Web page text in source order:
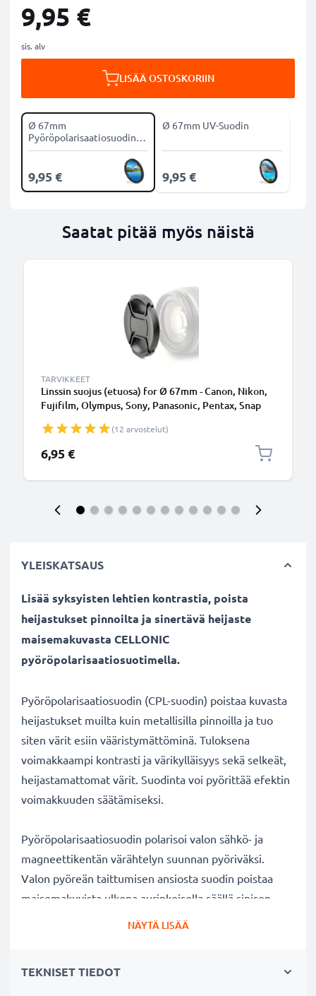
9,95 €
sis. alv
LISÄÄ OSTOSKORIIN
Ø 67mm
Pyöröpolarisaatiosuodin
CPL-suodin
9,95 €
Ø 67mm UV-Suodin
9,95 €
Saatat pitää myös näistä
TARVIKKEET
Linssin suojus (etuosa) for Ø 67mm - Canon, Nikon,
Fujifilm, Olympus, Sony, Panasonic, Pentax, Snap
(12 arvostelut)
6,95 €
YLEISKATSAUS
Lisää syksyisten lehtien kontrastia, poista
heijastukset pinnoilta ja sinertävä heijaste
maisemakuvasta CELLONIC
pyöröpolarisaatiosuotimella.
Pyöröpolarisaatiosuodin (CPL-suodin) poistaa kuvasta
heijastukset muilta kuin metallisilla pinnoilla ja tuo
siten värit esiin vääristymättöminä. Tuloksena
voimakkaampi kontrasti ja värikylläisyys sekä selkeät,
heijastamattomat värit. Suodinta voi pyörittää efektin
voimakkuuden säätämiseksi.
Pyöröpolarisaatiosuodin polarisoi valon sähkö- ja
magneettikentän värähtelyn suunnan pyöriväksi.
Valon pyöreän taittumisen ansiosta suodin poistaa
maisemakuvista ulkona aurinkoisella säällä sinisen
usvan. Lisäksi polarisaatiosuotimella voi kuvata
NÄYTÄ LISÄÄ
TEKNISET TIEDOT